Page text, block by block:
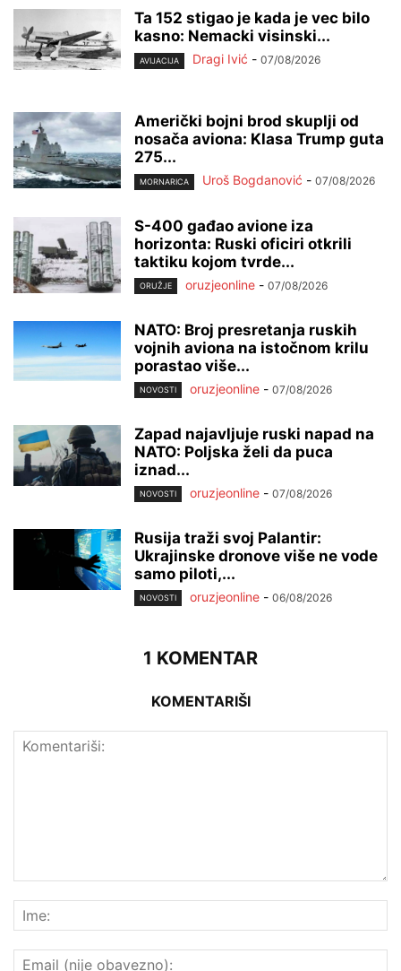
Ta 152 stigao je kada je vec bilo
kasno: Nemacki visinski...
AVIJACIJA Dragi Ivić - 07/08/2026
Američki bojni brod skuplji od
nosača aviona: Klasa Trump guta
275...
MORNARICA Uroš Bogdanović - 07/08/2026
S-400 gađao avione iza
horizonta: Ruski oficiri otkrili
taktiku kojom tvrde...
ORUŽJE oruzjeonline - 07/08/2026
NATO: Broj presretanja ruskih
vojnih aviona na istočnom krilu
porastao više...
NOVOSTI oruzjeonline - 07/08/2026
Zapad najavljuje ruski napad na
NATO: Poljska želi da puca
iznad...
NOVOSTI oruzjeonline - 07/08/2026
Rusija traži svoj Palantir:
Ukrajinske dronove više ne vode
samo piloti,...
NOVOSTI oruzjeonline - 06/08/2026
1 KOMENTAR
KOMENTARIŠI